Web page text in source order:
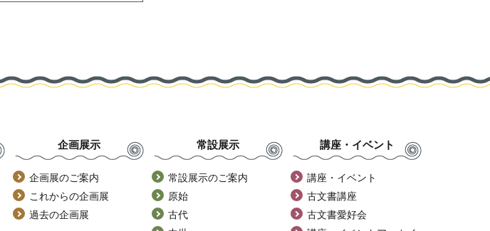
企画展示
企画展のご案内
これからの企画展
過去の企画展
常設展示
常設展示のご案内
原始
古代
講座・イベント
講座・イベント
古文書講座
古文書愛好会